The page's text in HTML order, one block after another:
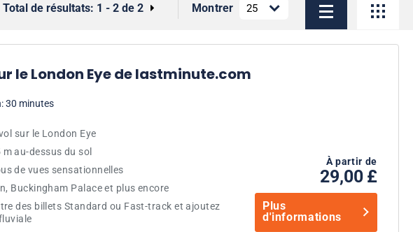
Total de résultats: 1 - 2 de 2 Montrer
le London Eye de lastminute.com
30 minutes
sur le London Eye
au-dessus du sol
de vues sensationnelles
Buckingham Palace et plus encore
des billets Standard ou Fast-track et ajoutez
À partir de
29,00 £
Plus
d'informations